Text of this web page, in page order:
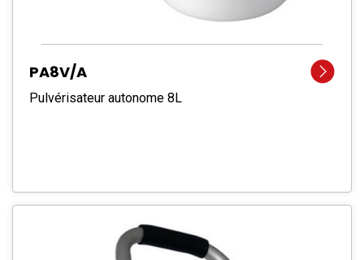
PA8V/A
Pulvérisateur autonome 8L